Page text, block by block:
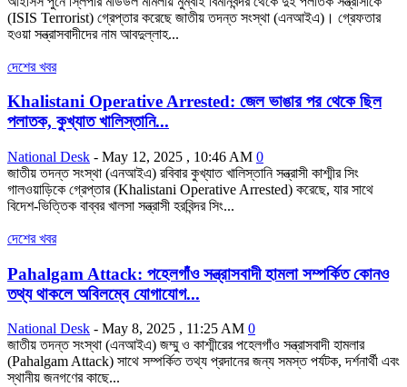
(ISIS Terrorist) গ্রেপ্তার করেছে জাতীয় তদন্ত সংস্থা (এনআইএ)। গ্রেফতার
হওয়া সন্ত্রাসবাদীদের নাম আবদুল্লাহ...
দেশের খবর
Khalistani Operative Arrested: জেল ভাঙার পর থেকে ছিল
পলাতক, কুখ্যাত খালিস্তানি...
National Desk - May 12, 2025 , 10:46 AM 0
জাতীয় তদন্ত সংস্থা (এনআইএ) রবিবার কুখ্যাত খালিস্তানি সন্ত্রাসী কাশ্মীর সিং
গালওয়াড়িকে গ্রেপ্তার (Khalistani Operative Arrested) করেছে, যার সাথে
বিদেশ-ভিত্তিক বাব্বর খালসা সন্ত্রাসী হরবিন্দর সিং...
দেশের খবর
Pahalgam Attack: পহেলগাঁও সন্ত্রাসবাদী হামলা সম্পর্কিত কোনও
তথ্য থাকলে অবিলম্বে যোগাযোগ...
National Desk - May 8, 2025 , 11:25 AM 0
জাতীয় তদন্ত সংস্থা (এনআইএ) জম্মু ও কাশ্মীরের পহেলগাঁও সন্ত্রাসবাদী হামলার
(Pahalgam Attack) সাথে সম্পর্কিত তথ্য প্রদানের জন্য সমস্ত পর্যটক, দর্শনার্থী এবং
স্থানীয় জনগণের কাছে...